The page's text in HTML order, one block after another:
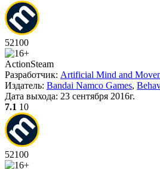
52100
ActionSteam
Разработчик: Artificial Mind and
Издатель: Bandai Namco Games,
Дата выхода: 23 сентября 2016г.
7.1 10
52100